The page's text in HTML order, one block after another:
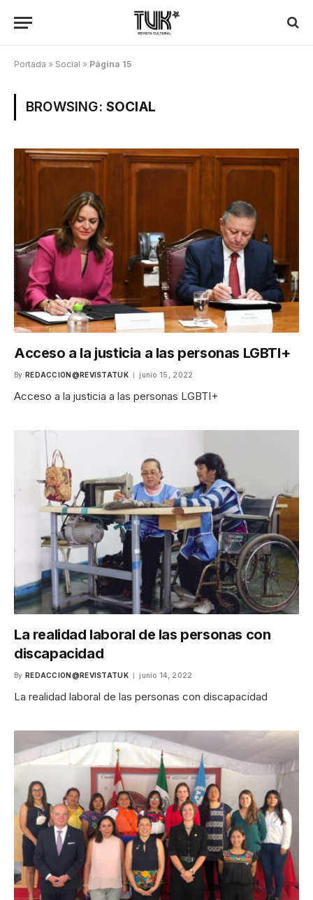
Portada » Social » Página 15
BROWSING: SOCIAL
Acceso a la justicia a las personas LGBTI+
By REDACCION@REVISTATUK junio 15, 2022
Acceso a la justicia a las personas LGBTI+
La realidad laboral de las personas con
discapacidad
By REDACCION@REVISTATUK junio 14, 2022
La realidad laboral de las personas con discapacidad